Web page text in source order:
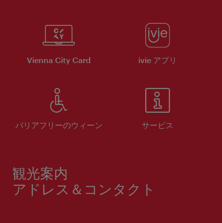
Vienna City Card ivie アプリ
バリアフリーのウィーン サービス
観光案内
アドレス＆コンタクト